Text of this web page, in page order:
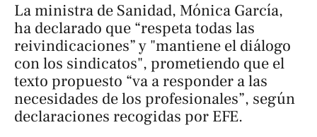
La ministra de Sanidad, Mónica García,
ha declarado que “respeta todas las
reivindicaciones” y "mantiene el diálogo
con los sindicatos", prometiendo que el
texto propuesto “va a responder a las
necesidades de los profesionales”, según
declaraciones recogidas por EFE.